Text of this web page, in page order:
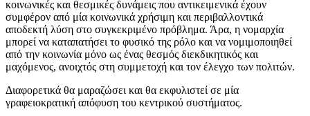
κοινωνικές και θεσμικές δυνάμεις που αντικειμενικά έχουν
συμφέρον από μία κοινωνικά χρήσιμη και περιβαλλοντικά
αποδεκτή λύση στο συγκεκριμένο πρόβλημα. Άρα, η νομαρχία
μπορεί να καταπατήσει το φυσικό της ρόλο και να νομιμοποιηθεί
από την κοινωνία μόνο ως ένας θεσμός διεκδικητικός και
μαχόμενος, ανοιχτός στη συμμετοχή και τον έλεγχο των πολιτών.
Διαφορετικά θα μαραζώσει και θα εκφυλιστεί σε μία
γραφειοκρατική απόφυση του κεντρικού συστήματος.